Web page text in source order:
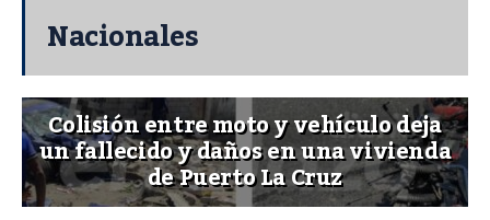
Nacionales
Colisión entre moto y vehículo deja
un fallecido y daños en una vivienda
de Puerto La Cruz